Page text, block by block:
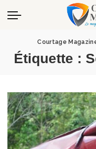
Panneau de
Courtage
Étiquette :